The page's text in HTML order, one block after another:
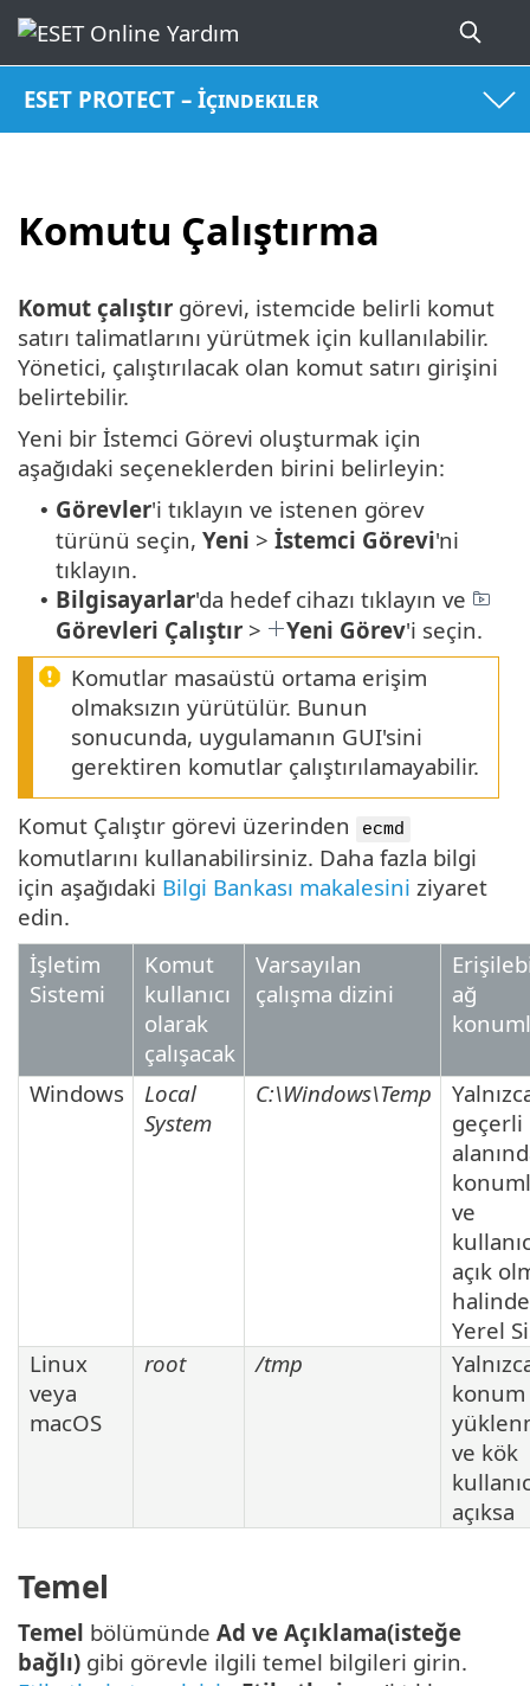
ESET PROTECT – İçindekiler
Komutu Çalıştırma
Komut çalıştır görevi, istemcide belirli komut
satırı talimatlarını yürütmek için kullanılabilir.
Yönetici, çalıştırılacak olan komut satırı girişini
belirtebilir.
Yeni bir İstemci Görevi oluşturmak için
aşağıdaki seçeneklerden birini belirleyin:
• Görevler'i tıklayın ve istenen görev
türünü seçin, Yeni > İstemci Görevi'ni
tıklayın.
• Bilgisayarlar'da hedef cihazı tıklayın ve
Görevleri Çalıştır > Yeni Görev'i seçin.
Komutlar masaüstü ortama erişim
olmaksızın yürütülür. Bunun
sonucunda, uygulamanın GUI'sini
gerektiren komutlar çalıştırılamayabilir.
Komut Çalıştır görevi üzerinden
ecmd
komutlarını kullanabilirsiniz. Daha fazla bilgi
için aşağıdaki Bilgi Bankası makalesini ziyaret
edin.
İşletim
Sistemi
Komut
kullanıcı
olarak
çalışacak
Varsayılan
çalışma dizini
ağ
Windows
Local
System
C:\Windows\Temp
geçerli
ve
açık
halinde
Yerel
Linux
veya
macOS
root /tmp
konum
ve kök
açıksa
Temel
Temel bölümünde Ad ve Açıklama(isteğe
bağlı) gibi görevle ilgili temel bilgileri girin.